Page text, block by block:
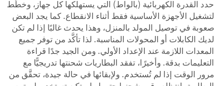
حدد القدرة الكهربائية (بالواط) التي يستهلكها كل جهاز، وخطّط
لتشغيل الأجهزة الأساسية فقط أثناء الانقطاع. كما يجد البعض
صعوبة في توصيل المولد بالمنزل، وهذا يحدث غالبًا إذا لم تكن
لديك الكابلات أو المحولات المناسبة. لذا تأكَّد من توفر جميع
المعدات اللازمة عند الإعداد الأولي. ومن الجيد جدًا قراءة
التعليمات بدقة. وأخيرًا، تفقد البطاريات شحنتها تدريجيًّا مع
مرور الوقت إذا لم تُستخدم. ولإبقائها في حالة جيدة، تحقَّق من